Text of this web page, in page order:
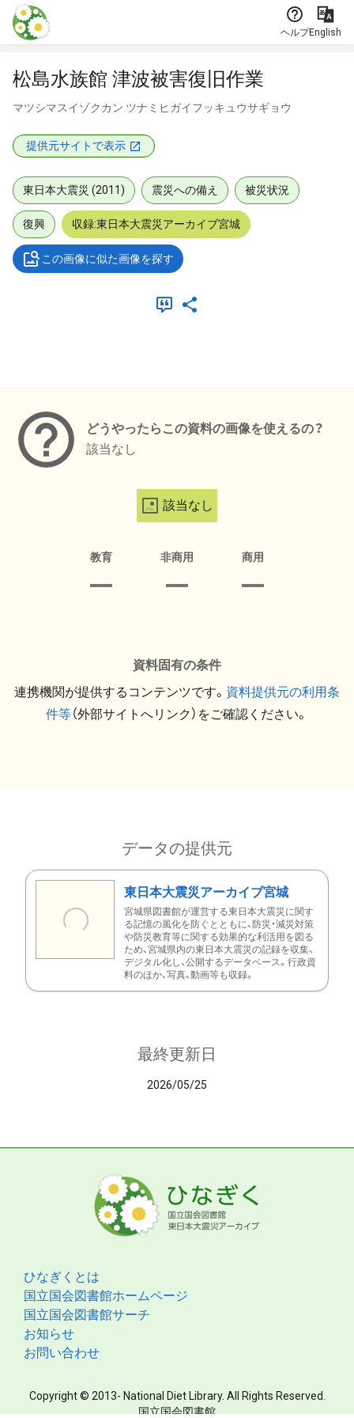
本文に飛ぶ
ヘルプEnglish
松島水族館 津波被害復旧作業
マツシマスイゾクカン ツナミヒガイフッキュウサギョウ
提供元サイトで表示
東日本大震災 (2011) 震災への備え 被災状況
復興 収録:東日本大震災アーカイブ宮城
この画像に似た画像を探す
どうやったらこの資料の画像を使えるの？
該当なし
該当なし
教育 非商用 商用
資料固有の条件
連携機関が提供するコンテンツです。 資料提供元の利用条
件等（外部サイトへリンク）をご確認ください。
データの提供元
東日本大震災アーカイブ宮城
宮城県図書館が運営する東日本大震災に関す
る記憶の風化を防ぐとともに、防災・減災対策
や防災教育等に関する効果的な利活用を図る
ため、宮城県内の東日本大震災の記録を収集、
デジタル化し、公開するデータベース。行政資
料のほか、写真、動画等も収録。
最終更新日
2026/05/25
ひなぎくとは
国立国会図書館ホームページ
国立国会図書館サーチ
お知らせ
お問い合わせ
Copyright © 2013- National Diet Library. All Rights Reserved.